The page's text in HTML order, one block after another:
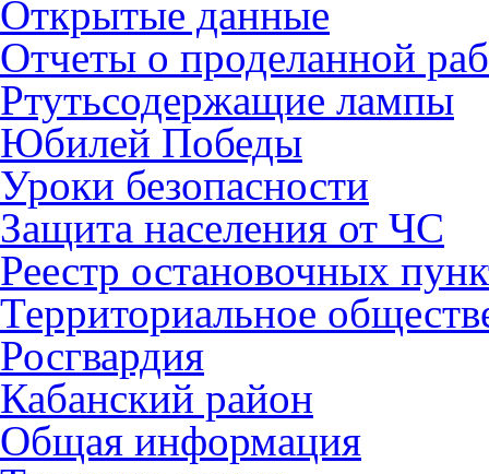
Открытые данные
Отчеты о проделанной
Ртутьсодержащие лампы
Юбилей Победы
Уроки безопасности
Защита населения от ЧС
Реестр остановочных
Территориальное
Росгвардия
Кабанский район
Общая информация